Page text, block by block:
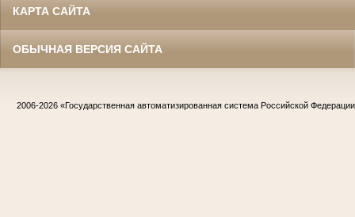
КАРТА САЙТА
ОБЫЧНАЯ ВЕРСИЯ САЙТА
2006-2026 «Государственная автоматизированная система Российской